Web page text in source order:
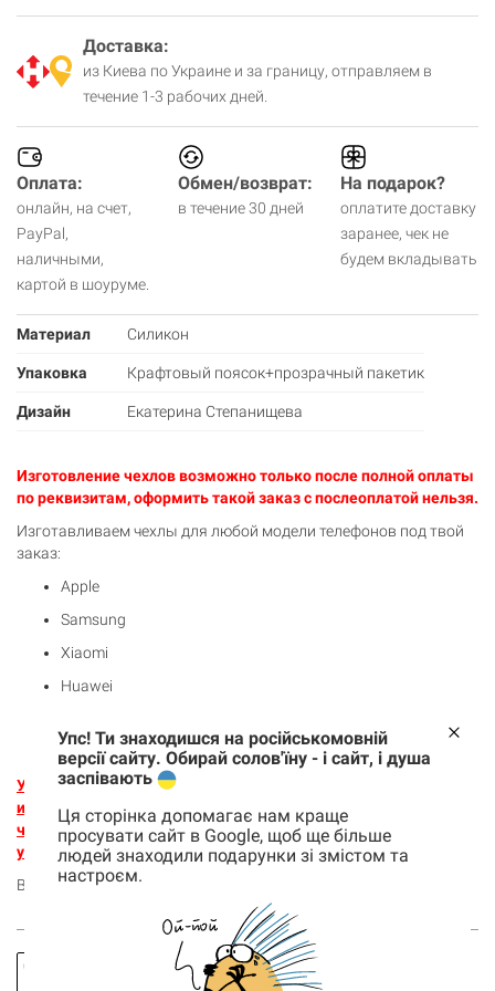
Доставка:
из Киева по Украине и за границу, отправляем в
течение 1-3 рабочих дней.
Оплата:
онлайн, на счет,
PayPal,
наличными,
картой в шоуруме.
Обмен/возврат:
в течение 30 дней
На подарок?
оплатите доставку
заранее, чек не
будем вкладывать
Материал Силикон
Упаковка Крафтовый поясок+прозрачный пакетик
Дизайн Екатерина Степанищева
Изготовление чехлов возможно только после полной оплаты
по реквизитам, оформить такой заказ с послеоплатой нельзя.
Изготавливаем чехлы для любой модели телефонов под твой
заказ:
Apple
Samsung
Xiaomi
Huawei
Nokia
Укажи модель устройства в комментарии к заказу, оплати
и уже через 3-5 дней в твоих руках новенький оригинальный
чехол, который мы сделали лично для тебя.Внимательно
указывай модель, ведь возврат товара не предусмотрен.
Важно! Принт печатается только на обратной стенке чехла.
Спросить
про товар
Упс! Ти знаходишся на російськомовній
версії сайту. Обирай солов'їну - і сайт, і душа
заспівають
Ця сторінка допомагає нам краще
просувати сайт в Google, щоб ще більше
людей знаходили подарунки зі змістом та
настроєм.
Корзина 0 товары
Корзина пуста